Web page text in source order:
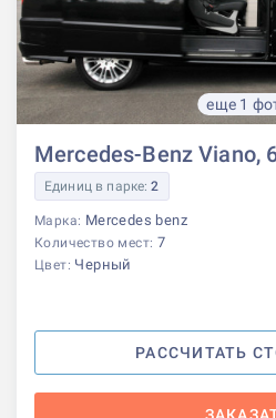
еще 1
Mercedes-Benz Viano,
Единиц в парке:2
Марка: Mercedes benz
Количество мест: 7
Цвет: Черный
РАССЧИТАТЬ